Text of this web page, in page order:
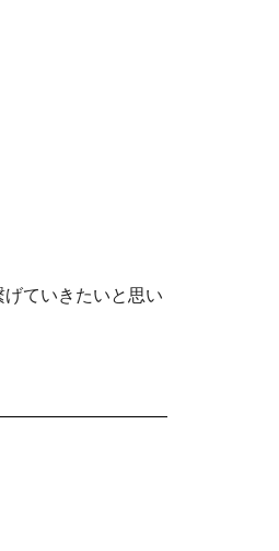
ていきたいと思い